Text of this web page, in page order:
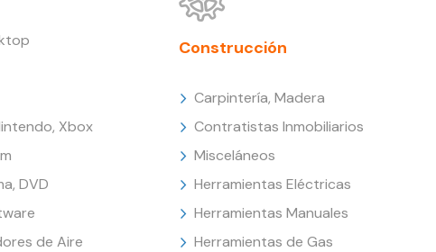
Xbox
DVD
de Aire
Construcción
Carpintería, Madera
Contratistas Inmobiliarios
Misceláneos
Herramientas Eléctricas
Herramientas Manuales
Herramientas de Gas